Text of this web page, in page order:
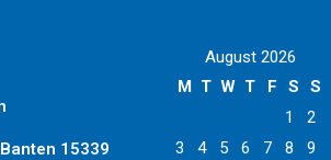
15339
August 2026
M T W T F S
S
1
2
3
4 5 6 7 8
9